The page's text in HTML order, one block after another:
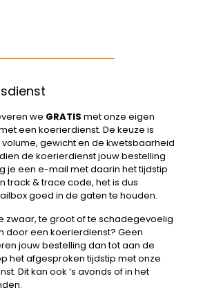
we GRATIS met onze eigen
een koerierdienst. De keuze is
gewicht en de kwetsbaarheid
de koerierdienst jouw bestelling
je een e-mail met daarin het tijdstip
track & trace code, het is dus
goed in de gaten te houden.
zwaar, te groot of te schadegevoelig
door een koerierdienst? Geen
jouw bestelling dan tot aan de
het afgesproken tijdstip met onze
Dit kan ook ‘s avonds of in het